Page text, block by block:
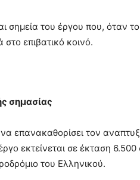
του έργου που, όταν το
στο επιβατικό κοινό.
σημασίας
επανακαθορίσει τον
εκτείνεται σε έκταση
του Ελληνικού.